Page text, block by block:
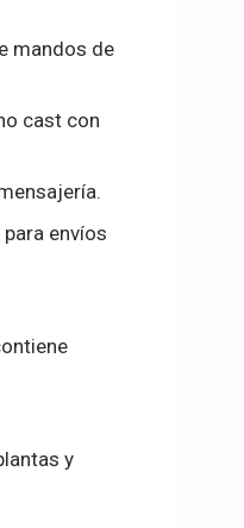
mandos de
cast con
envíos
y